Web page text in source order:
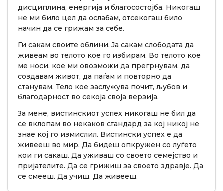
дисциплина, енергија и благосостојба. Никогаш
не ми било цел да ослабам, отсекогаш било
начин да се грижам за себе.
Ги сакам своите облини. Ја сакам слободата да
живеам во телото кое го избирам. Во телото кое
ме носи, кое ми овозможи да прегрнувам, да
создавам живот, да паѓам и повторно да
станувам. Тело кое заслужува почит, љубов и
благодарност во секоја своја верзија.
За мене, вистинскиот успех никогаш не бил да
се вклопам во некаков стандард за кој никој не
знае кој го измислил. Вистински успех е да
живееш во мир. Да бидеш опкружен со луѓето
кои ги сакаш. Да уживаш со своето семејство и
пријателите. Да се грижиш за своето здравје. Да
се смееш. Да учиш. Да живееш.